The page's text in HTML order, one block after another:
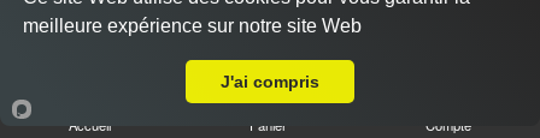
Pizza cannibale
Accueil Panier Compte
meilleure expérience sur notre site Web
J'ai compris